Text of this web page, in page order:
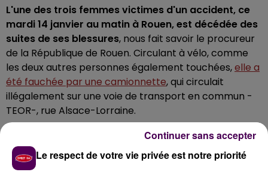
L'une des trois femmes victimes d'un accident, ce
mardi 14 janvier au matin à Rouen, est décédée des
suites de ses blessures, nous fait savoir le procureur
de la République de Rouen. Circulant à vélo, comme
les deux autres personnes également touchées,elle a
été fauchée par une camionnette, qui circulait
illégalement sur une voie de transport en commun -
TEOR-, rue Alsace-Lorraine.
UNE CONDUCTRICE INTERPELLÉE
APRÈS AVOIR PRIS LA FUITE
Le respect de votre vie privée est notre priorité
Continuer sans accepter